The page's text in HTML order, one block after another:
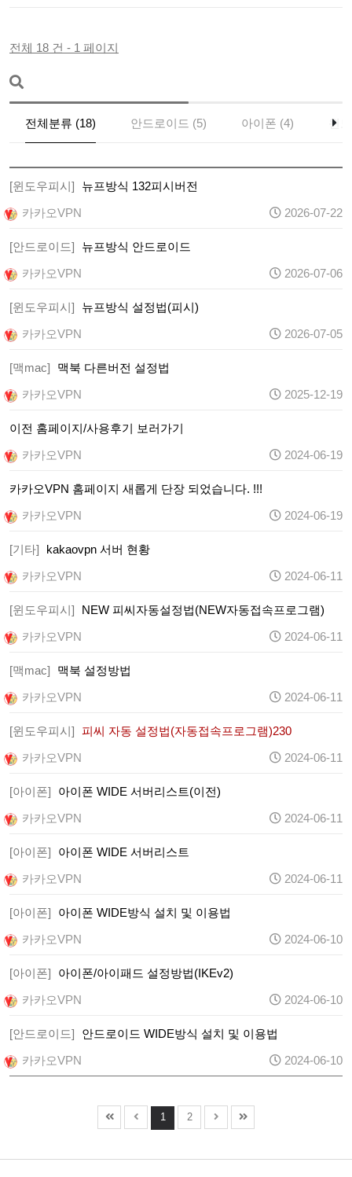
전체 18 건 - 1 페이지
전체분류 (18) 안드로이드 (5) 아이폰 (4) 윈
[윈도우피시]
뉴프방식 132피시버전
카카오VPN
2026-07-22
[안드로이드]
뉴프방식 안드로이드
카카오VPN
2026-07-06
[윈도우피시]
뉴프방식 설정법(피시)
카카오VPN
2026-07-05
[맥mac]
맥북 다른버전 설정법
카카오VPN
2025-12-19
이전 홈페이지/사용후기 보러가기
카카오VPN
2024-06-19
카카오VPN 홈페이지 새롭게 단장 되었습니다. !!!
카카오VPN
2024-06-19
[기타]
kakaovpn 서버 현황
카카오VPN
2024-06-11
[윈도우피시]
NEW 피씨자동설정법(NEW자동접속프로그램)
카카오VPN
2024-06-11
[맥mac]
맥북 설정방법
카카오VPN
2024-06-11
[윈도우피시]
피씨 자동 설정법(자동접속프로그램)230
카카오VPN
2024-06-11
[아이폰]
아이폰 WIDE 서버리스트(이전)
카카오VPN
2024-06-11
[아이폰]
아이폰 WIDE 서버리스트
카카오VPN
2024-06-11
[아이폰]
아이폰 WIDE방식 설치 및 이용법
카카오VPN
2024-06-10
[아이폰]
아이폰/아이패드 설정방법(IKEv2)
카카오VPN
2024-06-10
[안드로이드]
안드로이드 WIDE방식 설치 및 이용법
카카오VPN
2024-06-10
1 2